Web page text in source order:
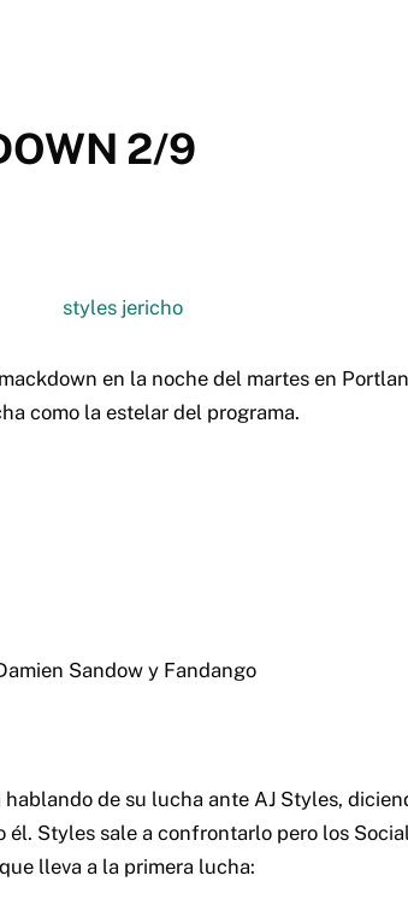
2/9
en la noche del martes en
como la estelar del programa.
Sandow y Fandango
de su lucha ante AJ Styles,
él. Styles sale a confrontarlo pero los
lleva a la primera lucha: